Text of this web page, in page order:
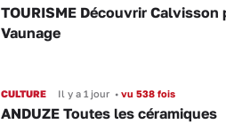
TOURISME Découvrir Calvisson
Vaunage
CULTURE Il y a 1 jour •vu 538 fois
ANDUZE Toutes les céramiques